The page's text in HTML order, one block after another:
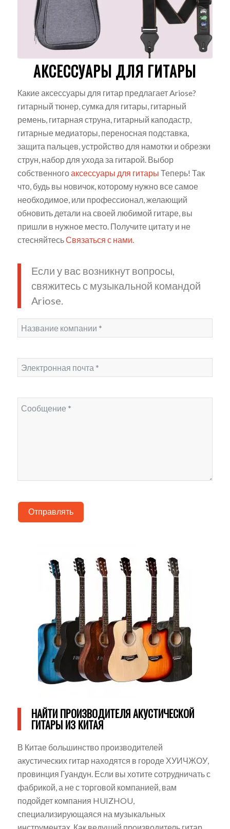
АКСЕССУАРЫ ДЛЯ ГИТАРЫ
Какие аксессуары для гитар предлагает Ariose?
гитарный тюнер, сумка для гитары, гитарный
ремень, гитарная струна, гитарный каподастр,
гитарные медиаторы, переносная подставка,
защита пальцев, устройство для намотки и обрезки
струн, набор для ухода за гитарой. Выбор
собственногоаксессуары для гитары Теперь! Так
что, будь вы новичок, которому нужно все самое
необходимое, или профессионал, желающий
обновить детали на своей любимой гитаре, вы
пришли в нужное место. Получите цитату и не
стесняйтесьСвязаться с нами.
Если у вас возникнут вопросы,
свяжитесь с музыкальной командой
Ariose.
Отправлять
НАЙТИ ПРОИЗВОДИТЕЛЯ АКУСТИЧЕСКОЙ
ГИТАРЫ ИЗ КИТАЯ
В Китае большинство производителей
акустических гитар находятся в городе ХУИЧЖОУ,
провинция Гуандун. Если вы хотите сотрудничать с
фабрикой, а не с торговой компанией, вам
подойдет компания HUIZHOU,
специализирующаяся на музыкальных
инструментах. Как ведущий производитель гитар,